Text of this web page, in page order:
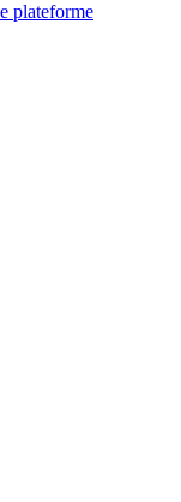
plateforme